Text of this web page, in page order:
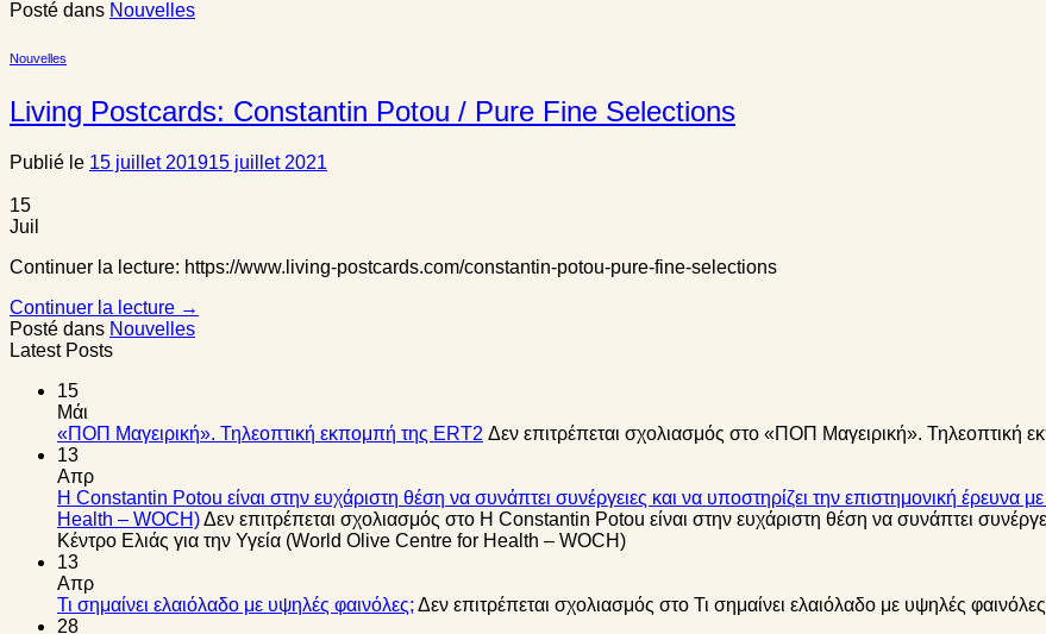
Posté dans Nouvelles
Nouvelles
Living Postcards: Constantin Potou / Pure Fine Selections
Publié le 15 juillet 201915 juillet 2021
15
Juil
Continuer la lecture: https://www.living-postcards.com/constantin-potou-pure-fine-selections
Continuer la lecture →
Posté dans Nouvelles
Latest Posts
15
Μάι
«ΠΟΠ Μαγειρική». Τηλεοπτική εκπομπή της ERT2 Δεν επιτρέπεται σχολιασμός στο «ΠΟΠ Μαγειρική». Τηλεοπτική
13
Απρ
Η Constantin Potou είναι στην ευχάριστη θέση να συνάπτει συνέργειες και να υποστηρίζει την επιστημονική
Health – WOCH)Δεν επιτρέπεται σχολιασμός στο Η Constantin Potou είναι στην ευχάριστη θέση να συνάπτει
Κέντρο Ελιάς για την Υγεία (World Olive Centre for Health – WOCH)
13
Απρ
Τι σημαίνει ελαιόλαδο με υψηλές φαινόλες; Δεν επιτρέπεται σχολιασμός στο Τι σημαίνει ελαιόλαδο με υψηλές
28